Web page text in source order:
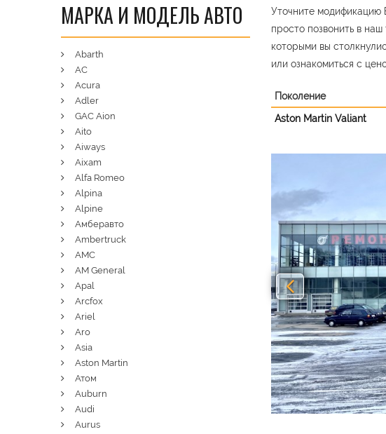
Уточните модификацию
просто позвонить в
которыми вы
или ознакомиться с
Поколение
Aston Martin Valiant
МАРКА И МОДЕЛЬ АВТО
Abarth
AC
Acura
Adler
GAC Aion
Aito
Aiways
Aixam
Alfa Romeo
Alpina
Alpine
Амберавто
Ambertruck
AMC
AM General
Apal
Arcfox
Ariel
Aro
Asia
Aston Martin
Атом
Auburn
Audi
Aurus